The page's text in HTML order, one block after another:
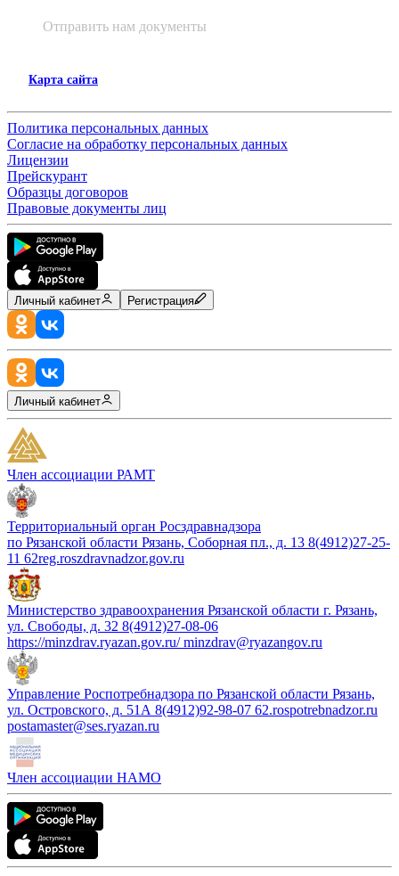
Отправить нам документы
Карта сайта
Политика персональных данных
Согласие на обработку персональных данных
Лицензии
Прейскурант
Образцы договоров
Правовые документы лиц
Личный кабинет Регистрация
Личный кабинет
Член ассоциации РАМТ
Территориальный орган Росздравнадзора
по Рязанской области Рязань, Соборная пл., д. 13 8(4912)27-25-
11 62reg.roszdravnadzor.gov.ru
Министерство здравоохранения Рязанской области г. Рязань,
ул. Свободы, д. 32 8(4912)27-08-06
https://minzdrav.ryazan.gov.ru/ minzdrav@ryazangov.ru
Управление Роспотребнадзора по Рязанской области Рязань,
ул. Островского, д. 51А 8(4912)92-98-07 62.rospotrebnadzor.ru
postamaster@ses.ryazan.ru
Член ассоциации НАМО